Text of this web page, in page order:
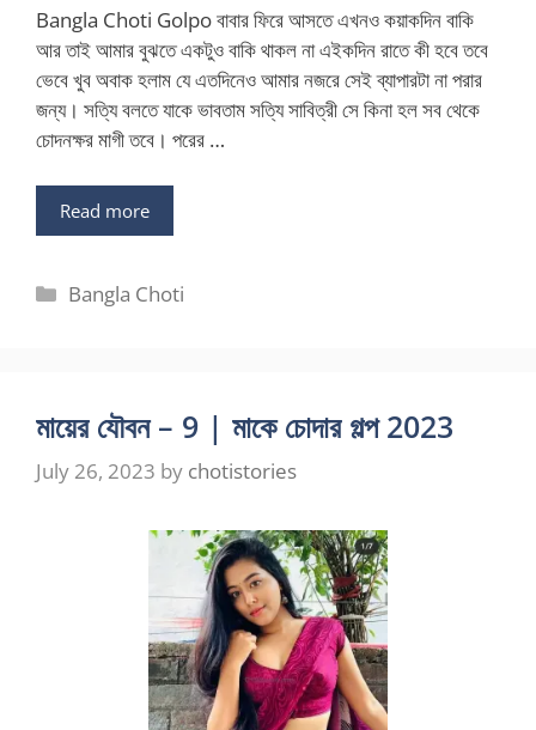
Bangla Choti Golpo বাবার ফিরে আসতে এখনও কয়াকদিন বাকি
আর তাই আমার বুঝতে একটুও বাকি থাকল না এইকদিন রাতে কী হবে তবে
ভেবে খুব অবাক হলাম যে এতদিনেও আমার নজরে সেই ব্যাপারটা না পরার
জন্য। সত্যি বলতে যাকে ভাবতাম সত্যি সাবিত্রী সে কিনা হল সব থেকে
চোদনক্ষর মাগী তবে। পরের …
Read more
Categories
Bangla Choti
মায়ের যৌবন – 9 | মাকে চোদার গল্প 2023
July 26, 2023 by chotistories